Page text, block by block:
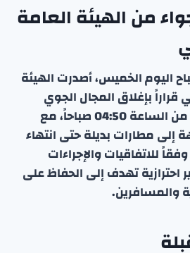
من الهيئة العامة
اليوم الخميس، أصدرت الهيئة
قراراً بإغلاق المجال الجوي
الكويتي مؤقتاً ابتداءً من الساعة 04:50 صباحاً، مع
إلى مطارات بديلة حتى انتهاء
للاتفاقيات والإجراءات
احترازية تهدف إلى الحفاظ على
والمسافرين.